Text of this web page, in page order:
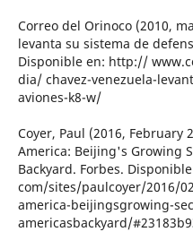
Correo del Orinoco (2010,
levanta su sistema de
Disponible en: http://
dia/ chavez-venezuela-
aviones-k8-w/
Coyer, Paul (2016, February
America: Beijing's Growing
Backyard. Forbes.
com/sites/paulcoyer/2016/
america-beijingsgrowing-
americasbackyard/